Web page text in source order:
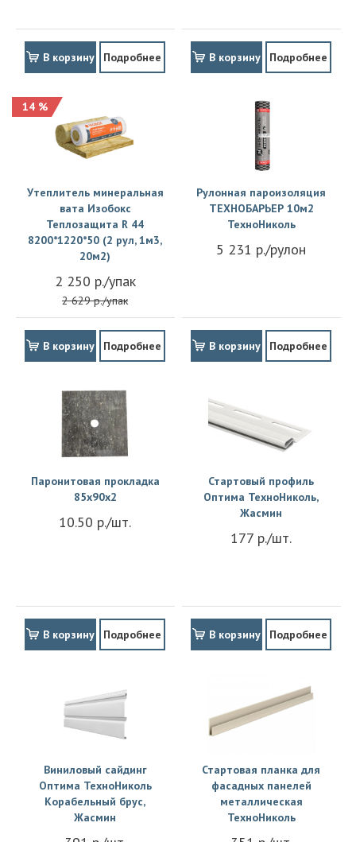
В корзину Подробнее В корзину Подробнее
14 %
Утеплитель минеральная
вата Изобокс
Теплозащита R 44
8200*1220*50 (2 рул, 1м3,
20м2)
2 250 р./упак
2 629 р./упак
В корзину Подробнее
Рулонная пароизоляция
ТЕХНОБАРЬЕР 10м2
ТехноНиколь
5 231 р./рулон
В корзину Подробнее
Паронитовая прокладка
85x90x2
10.50 р./шт.
В корзину Подробнее
Стартовый профиль
Оптима ТехноНиколь,
Жасмин
177 р./шт.
В корзину Подробнее
Виниловый сайдинг
Оптима ТехноНиколь
Корабельный брус,
Жасмин
Стартовая планка для
фасадных панелей
металлическая
ТехноНиколь